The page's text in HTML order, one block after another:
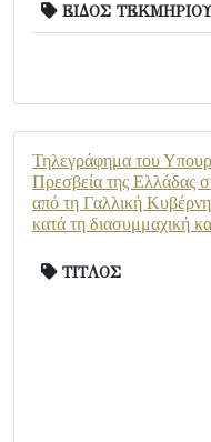
ΕΙΔΟΣ ΤΕΚΜΗΡΙΟΥ
Τηλεγράφημα του
Πρεσβεία της Ελλάδας
από τη Γαλλική
κατά τη διασυμμαχική
ΤΙΤΛΟΣ